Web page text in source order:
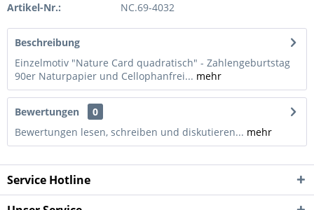
Artikel-Nr.: NC.69-4032
Beschreibung
Einzelmotiv "Nature Card quadratisch" - Zahlengeburtstag
90er Naturpapier und Cellophanfrei... mehr
Bewertungen
0
Bewertungen lesen, schreiben und diskutieren... mehr
Service Hotline